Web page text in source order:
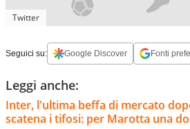
Twitter
Seguici su: Google Discover Fonti
Leggi anche:
Inter, l'ultima beffa di mercato
scatena i tifosi: per Marotta una